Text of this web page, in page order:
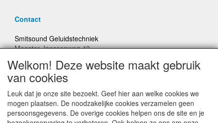
Contact
Smitsound Geluidstechniek
Meester Janssenweg 43
E-mail: info@smitsound.nl
Telefoon: +31-(0)6-22256322
Bestellingen binnen Nederland, ongeacht gewicht, verstuurd
voor € 6,95
Welkom! Deze website maakt gebruik
van cookies
Leuk dat je onze site bezoekt. Geef hier aan welke cookies we
mogen plaatsen. De noodzakelijke cookies verzamelen geen
persoonsgegevens. De overige cookies helpen ons de site en je